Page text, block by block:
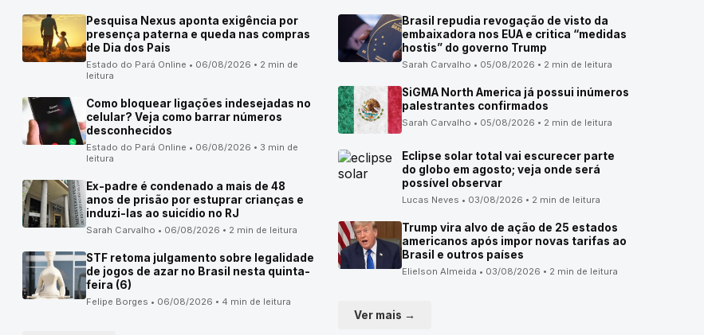
Pesquisa Nexus aponta exigência por
presença paterna e queda nas compras
de Dia dos Pais
Estado do Pará Online • 06/08/2026 • 2 min de
leitura
Como bloquear ligações indesejadas no
celular? Veja como barrar números
desconhecidos
Estado do Pará Online • 06/08/2026 • 3 min de
leitura
Ex-padre é condenado a mais de 48
anos de prisão por estuprar crianças e
induzi-las ao suicídio no RJ
Sarah Carvalho • 06/08/2026 • 2 min de leitura
STF retoma julgamento sobre legalidade
de jogos de azar no Brasil nesta quinta-
feira (6)
Felipe Borges • 06/08/2026 • 4 min de leitura
Brasil repudia revogação de visto da
embaixadora nos EUA e critica “medidas
hostis” do governo Trump
Sarah Carvalho • 05/08/2026 • 2 min de leitura
SiGMA North America já possui inúmeros
palestrantes confirmados
Sarah Carvalho • 05/08/2026 • 2 min de leitura
Eclipse solar total vai escurecer parte
do globo em agosto; veja onde será
possível observar
Lucas Neves • 03/08/2026 • 2 min de leitura
Trump vira alvo de ação de 25 estados
americanos após impor novas tarifas ao
Brasil e outros países
Elielson Almeida • 03/08/2026 • 2 min de leitura
Ver mais →